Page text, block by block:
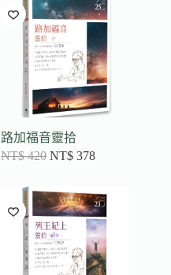
路加福音靈拾
NT$420 NT$ 378